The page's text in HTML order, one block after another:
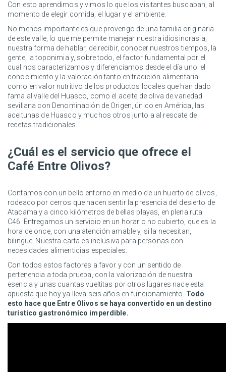
Con esto aprendimos y vimos lo que los visitantes buscaban, al
momento de elegir comida, el lugar y el ambiente.
No menos importante es que provengo de una familia originaria
de este valle, lo que me permite manejar nuestra idiosincrasia,
nuestra forma de hablar, de recibir, conocer nuestros tiempos, la
gente, la toponimia y, sobre todo, el factor fundamental por el
cual nos caracterizamos y diferenciamos desde el día uno: el
conocimiento y la valoración tanto en tradición alimentaria
como en valor nutritivo de los productos locales que han dado
fama al valle del Huasco, como el aceite de oliva de variedad
sevillana con Denominación de Origen, único en América, las
aceitunas de Huasco y muchos otros junto a al rescate de
recetas tradicionales.
¿Cuál es el servicio que ofrece el
Café Entre Olivos?
Contamos con un bello entorno en medio de un huerto de olivos,
rodeado por cerros que hacen sentir la presencia del desierto de
Atacama y a cinco kilómetros de bellas playas, en plena ruta
C46. Entregamos un servicio en un horario no cubierto, que es la
hora de once, con una atención amable y, si la necesitan,
bilingüe. Nuestra carta es inclusiva para personas con
necesidades alimenticias especiales.
Con todos estos factores a favor y con un sentido de
pertenencia a toda prueba, con la valorización de nuestra
esencia y unas cuantas vueltitas por otros lugares nace esta
apuesta que hoy ya lleva seis años en funcionamiento. Todo
esto hace que Entre Olivos se haya convertido en un destino
turístico gastronómico imperdible.